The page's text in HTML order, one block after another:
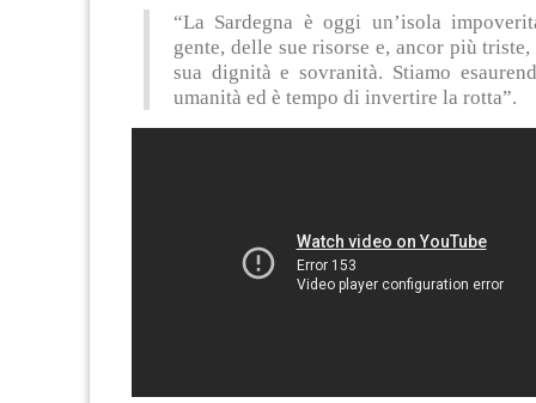
“La Sardegna è oggi un’isola
gente, delle sue risorse e, ancor più
sua dignità e sovranità. Stiamo
umanità ed è tempo di invertire la rotta”.